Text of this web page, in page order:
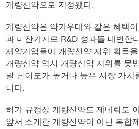
개량신약으로 지정됐다.
개량신약은 약가우대와 같은 혜택
과 마찬가지로 R&D 성과를 대변한
제약기업들이 개량신약 지위 획득
개량신약 역시 개량신약 지위를 못
발 난이도가 높거나 높은 시장 가치
니다.
허가 규정상 개량신약도 제네릭도
앞서 소개한 개량신약이 아닌 복합